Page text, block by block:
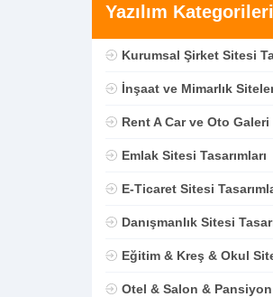
Yazılım Kategorileri
Kurumsal Şirket Sitesi
İnşaat ve Mimarlık
Rent A Car ve Oto
Emlak Sitesi Tasarımları
E-Ticaret Sitesi
Danışmanlık Sitesi
Eğitim & Kreş & Okul
Otel & Salon &